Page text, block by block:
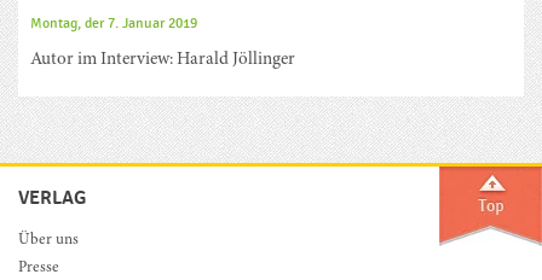
Montag, der 7. Januar 2019
Autor im Interview: Harald Jöllinger
VERLAG
Über uns
Presse